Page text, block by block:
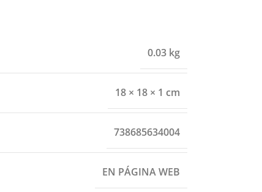
0.03 kg
18 × 18 × 1 cm
738685634004
EN PÁGINA WEB